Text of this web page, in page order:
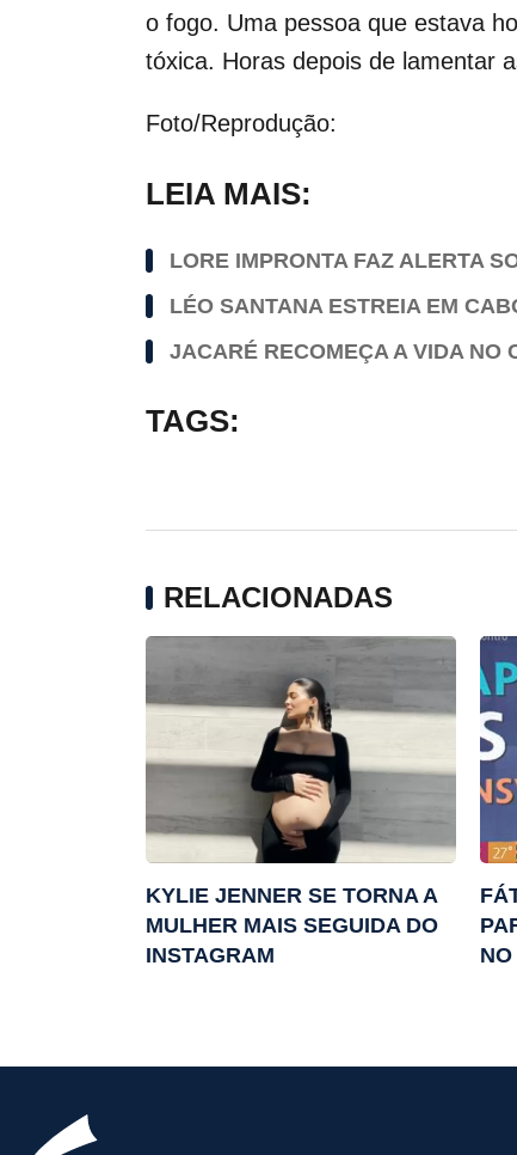
o fogo. Uma pessoa que estava
tóxica. Horas depois de lamentar
Foto/Reprodução:
LEIA MAIS:
LORE IMPRONTA FAZ ALERTA
LÉO SANTANA ESTREIA EM
JACARÉ RECOMEÇA A VIDA NO
TAGS:
RELACIONADAS
KYLIE JENNER SE TORNA A
MULHER MAIS SEGUIDA DO
INSTAGRAM